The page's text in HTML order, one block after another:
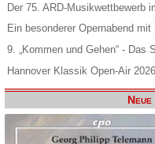
Der 75. ARD-Musikwettbewerb
Ein besonderer Opernabend
9. „Kommen und Gehen“ - Das
Hannover Klassik Open-Air 2026